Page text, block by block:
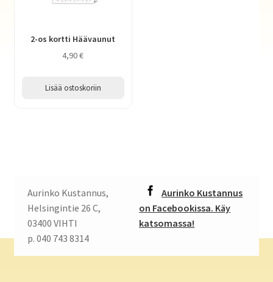
2-os kortti Häävaunut
4,90€
Lisää ostoskoriin
Aurinko Kustannus,
Helsingintie 26 C,
03400 VIHTI
p. 040 743 8314
Aurinko Kustannus
on Facebookissa. Käy
katsomassa!